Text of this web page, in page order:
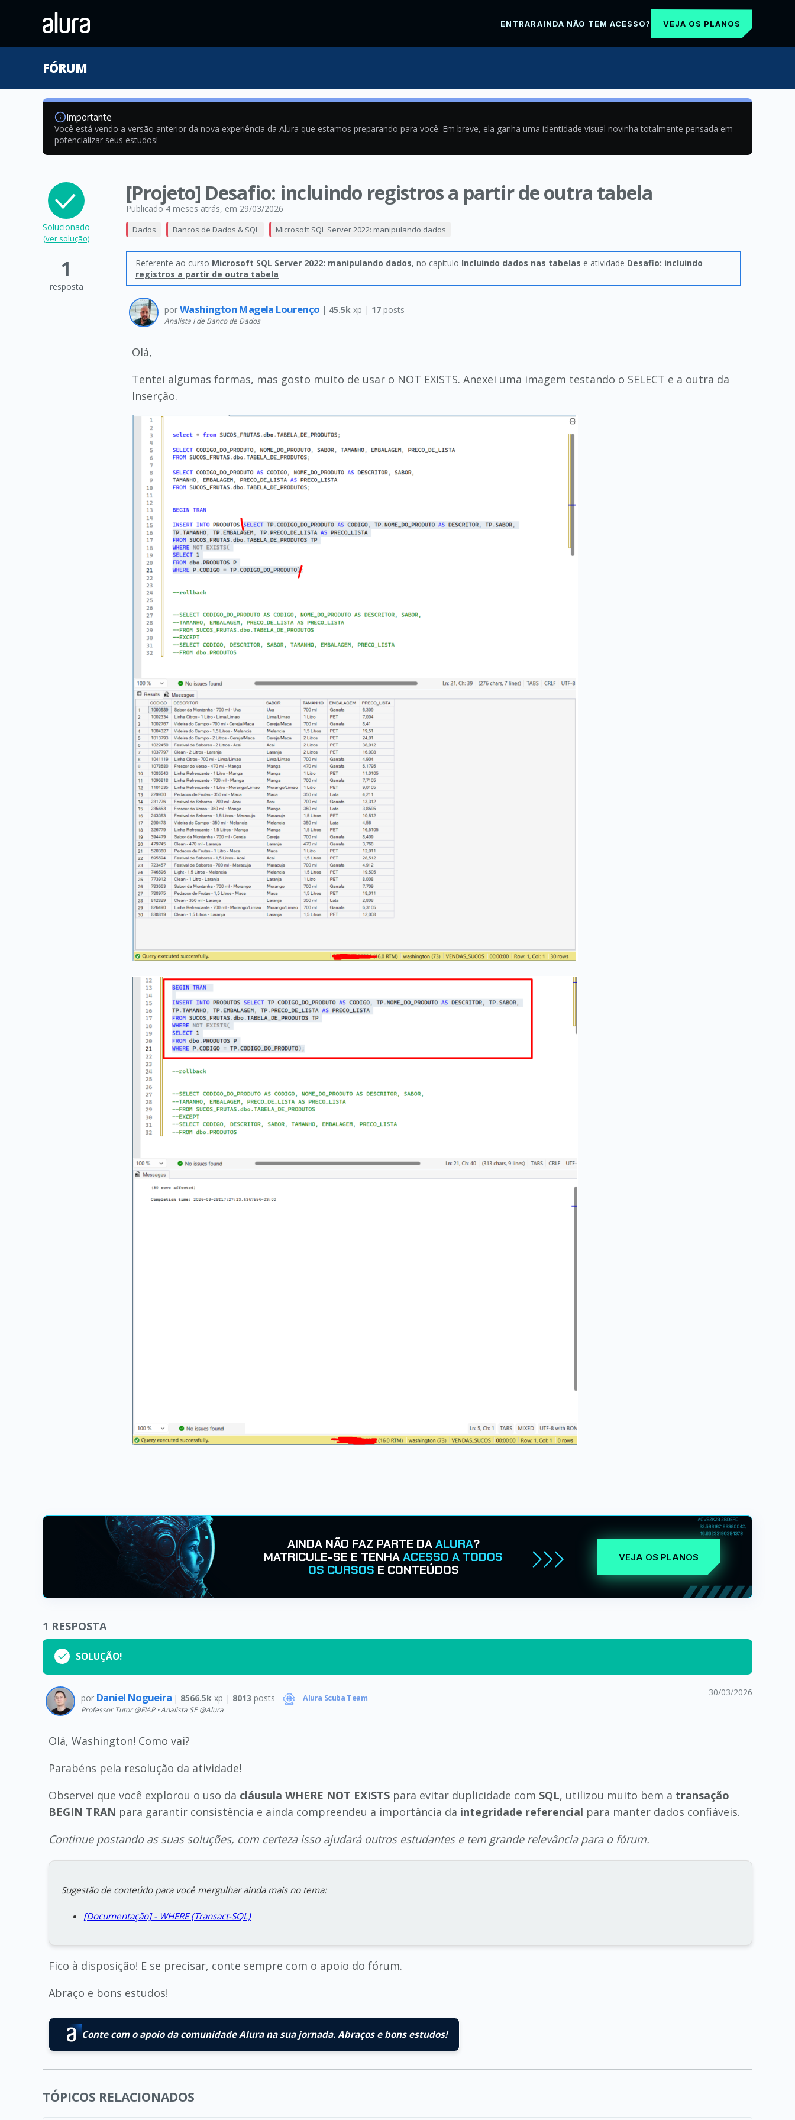
ENTRARAINDA NÃO TEM ACESSO? VEJA OS PLANOS
FÓRUM
Importante
Você está vendo a versão anterior da nova experiência da Alura que estamos preparando para você. Em breve, ela ganha uma identidade visual novinha totalmente pensada em
potencializar seus estudos!
Solucionado
(ver solução)
1
resposta
[Projeto] Desafio: incluindo registros a partir de outra tabela
Publicado 4 meses atrás, em 29/03/2026
Dados Bancos de Dados & SQL Microsoft SQL Server 2022: manipulando dados
Referente ao curso Microsoft SQL Server 2022: manipulando dados, no capítulo Incluindo dados nas tabelas e atividade Desafio: incluindo
registros a partir de outra tabela
por Washington Magela Lourenço | 45.5k xp | 17posts
Analista I de Banco de Dados
Olá,
Tentei algumas formas, mas gosto muito de usar o NOT EXISTS. Anexei uma imagem testando o SELECT e a outra da
Inserção.
AINDA NÃO FAZ PARTE DAALURA?
MATRICULE-SE E TENHAACESSO A TODOS
OS CURSOS E CONTEÚDOS
VEJA OS PLANOS
1 RESPOSTA
SOLUÇÃO!
por Daniel Nogueira | 8566.5k xp | 8013 posts Alura Scuba Team
Professor Tutor @FIAP • Analista SE @Alura
30/03/2026
Olá, Washington! Como vai?
Parabéns pela resolução da atividade!
Observei que você explorou o uso da cláusula WHERE NOT EXISTS para evitar duplicidade com SQL, utilizou muito bem a transação
BEGIN TRAN para garantir consistência e ainda compreendeu a importância da integridade referencial para manter dados confiáveis.
Continue postando as suas soluções, com certeza isso ajudará outros estudantes e tem grande relevância para o fórum.
Sugestão de conteúdo para você mergulhar ainda mais no tema:
[Documentação] - WHERE (Transact-SQL)
Fico à disposição! E se precisar, conte sempre com o apoio do fórum.
Abraço e bons estudos!
Conte com o apoio da comunidade Alura na sua jornada. Abraços e bons estudos!
TÓPICOS RELACIONADOS